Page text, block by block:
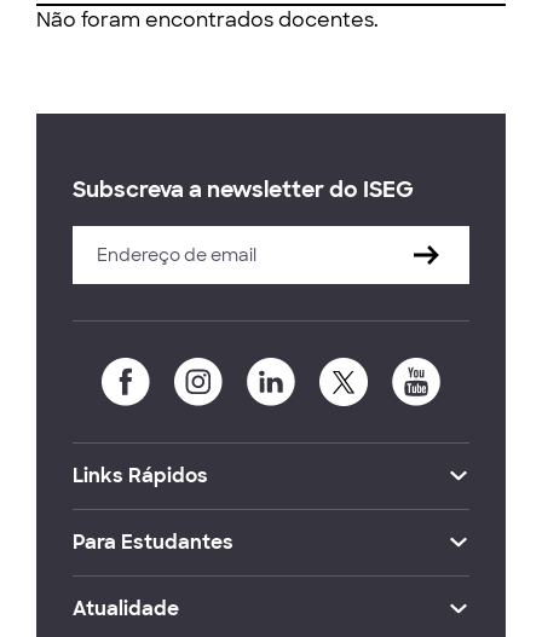
Não foram encontrados docentes.
Subscreva a newsletter do ISEG
Links Rápidos
Para Estudantes
Atualidade